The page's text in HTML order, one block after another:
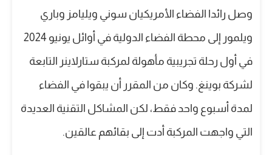
وصل رائدا الفضاء الأمريكيان سوني ويليامز وباري
ويلمور إلى محطة الفضاء الدولية في أوائل يونيو 2024
في أول رحلة تجريبية مأهولة لمركبة ستارلاينر التابعة
لشركة بوينغ. وكان من المقرر أن يبقوا في الفضاء
لمدة أسبوع واحد فقط، لكن المشاكل التقنية العديدة
التي واجهت المركبة أدت إلى بقائهم عالقين.